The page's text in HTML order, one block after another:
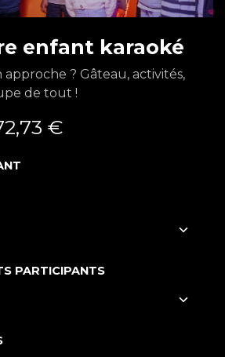
enfant karaoké
approche ? Gâteau, activités,
de tout !
€
PARTICIPANTS